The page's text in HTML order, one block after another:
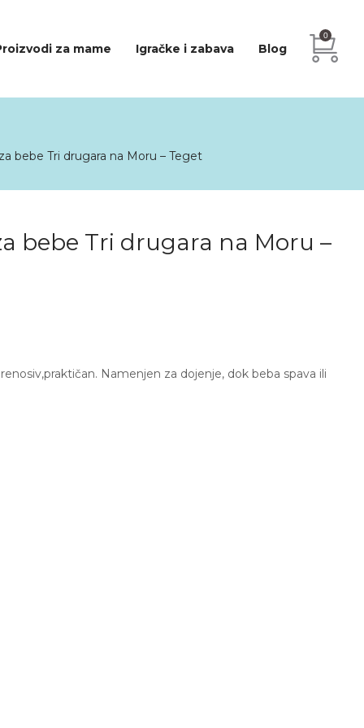
za mame Igračke i zabava Blog
0
bebe Tri drugara na Moru – Teget
bebe Tri drugara na Moru –
Namenjen za dojenje, dok beba spava ili